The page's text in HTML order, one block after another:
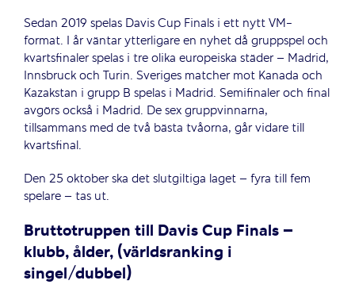
Sedan 2019 spelas Davis Cup Finals i ett nytt VM-
format. I år väntar ytterligare en nyhet då gruppspel och
kvartsfinaler spelas i tre olika europeiska städer – Madrid,
Innsbruck och Turin. Sveriges matcher mot Kanada och
Kazakstan i grupp B spelas i Madrid. Semifinaler och final
avgörs också i Madrid. De sex gruppvinnarna,
tillsammans med de två bästa tvåorna, går vidare till
kvartsfinal.
Den 25 oktober ska det slutgiltiga laget – fyra till fem
spelare – tas ut.
Bruttotruppen till Davis Cup Finals –
klubb, ålder, (världsranking i
singel/dubbel)